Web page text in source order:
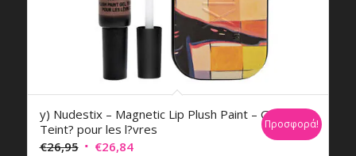
y) Nudestix – Magnetic Lip Plush Paint – Gel
Teint? pour les l?vres
€26,95 Original
€26,84Η
Προσφορά!